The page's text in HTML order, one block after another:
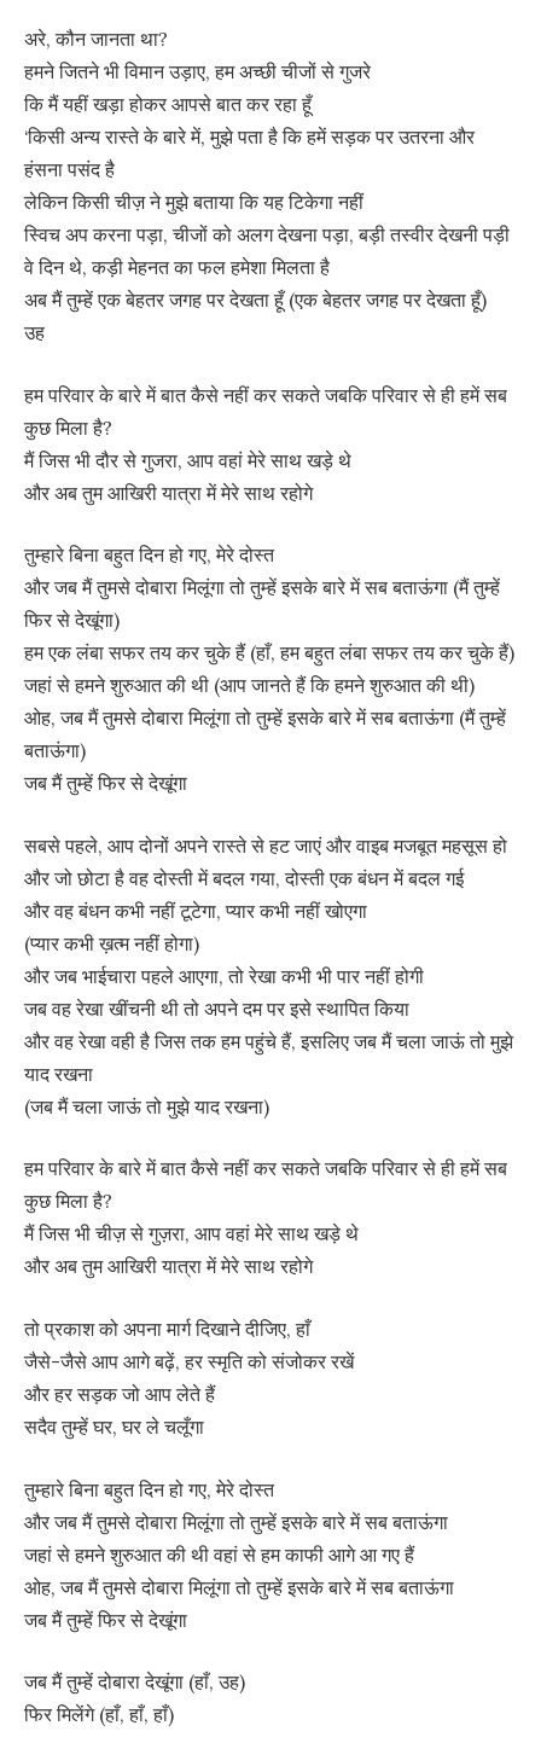
अरे, कौन जानता था?
हमने जितने भी विमान उड़ाए, हम अच्छी चीजों से गुजरे
कि मैं यहीं खड़ा होकर आपसे बात कर रहा हूँ
‘किसी अन्य रास्ते के बारे में, मुझे पता है कि हमें सड़क पर उतरना और
हंसना पसंद है
लेकिन किसी चीज़ ने मुझे बताया कि यह टिकेगा नहीं
स्विच अप करना पड़ा, चीजों को अलग देखना पड़ा, बड़ी तस्वीर देखनी पड़ी
वे दिन थे, कड़ी मेहनत का फल हमेशा मिलता है
अब मैं तुम्हें एक बेहतर जगह पर देखता हूँ (एक बेहतर जगह पर देखता हूँ)
उह
हम परिवार के बारे में बात कैसे नहीं कर सकते जबकि परिवार से ही हमें सब
कुछ मिला है?
मैं जिस भी दौर से गुजरा, आप वहां मेरे साथ खड़े थे
और अब तुम आखिरी यात्रा में मेरे साथ रहोगे
तुम्हारे बिना बहुत दिन हो गए, मेरे दोस्त
और जब मैं तुमसे दोबारा मिलूंगा तो तुम्हें इसके बारे में सब बताऊंगा (मैं तुम्हें
फिर से देखूंगा)
हम एक लंबा सफर तय कर चुके हैं (हाँ, हम बहुत लंबा सफर तय कर चुके हैं)
जहां से हमने शुरुआत की थी (आप जानते हैं कि हमने शुरुआत की थी)
ओह, जब मैं तुमसे दोबारा मिलूंगा तो तुम्हें इसके बारे में सब बताऊंगा (मैं तुम्हें
बताऊंगा)
जब मैं तुम्हें फिर से देखूंगा
सबसे पहले, आप दोनों अपने रास्ते से हट जाएं और वाइब मजबूत महसूस हो
और जो छोटा है वह दोस्ती में बदल गया, दोस्ती एक बंधन में बदल गई
और वह बंधन कभी नहीं टूटेगा, प्यार कभी नहीं खोएगा
(प्यार कभी ख़त्म नहीं होगा)
और जब भाईचारा पहले आएगा, तो रेखा कभी भी पार नहीं होगी
जब वह रेखा खींचनी थी तो अपने दम पर इसे स्थापित किया
और वह रेखा वही है जिस तक हम पहुंचे हैं, इसलिए जब मैं चला जाऊं तो मुझे
याद रखना
(जब मैं चला जाऊं तो मुझे याद रखना)
हम परिवार के बारे में बात कैसे नहीं कर सकते जबकि परिवार से ही हमें सब
कुछ मिला है?
मैं जिस भी चीज़ से गुज़रा, आप वहां मेरे साथ खड़े थे
और अब तुम आखिरी यात्रा में मेरे साथ रहोगे
तो प्रकाश को अपना मार्ग दिखाने दीजिए, हाँ
जैसे-जैसे आप आगे बढ़ें, हर स्मृति को संजोकर रखें
और हर सड़क जो आप लेते हैं
सदैव तुम्हें घर, घर ले चलूँगा
तुम्हारे बिना बहुत दिन हो गए, मेरे दोस्त
और जब मैं तुमसे दोबारा मिलूंगा तो तुम्हें इसके बारे में सब बताऊंगा
जहां से हमने शुरुआत की थी वहां से हम काफी आगे आ गए हैं
ओह, जब मैं तुमसे दोबारा मिलूंगा तो तुम्हें इसके बारे में सब बताऊंगा
जब मैं तुम्हें फिर से देखूंगा
जब मैं तुम्हें दोबारा देखूंगा (हाँ, उह)
फिर मिलेंगे (हाँ, हाँ, हाँ)